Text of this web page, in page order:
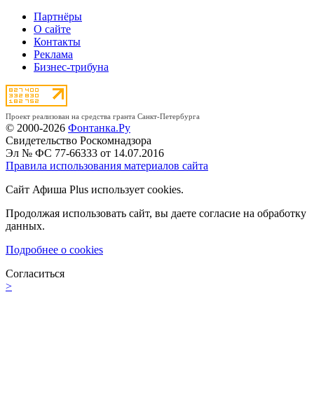
Партнёры
О сайте
Контакты
Реклама
Бизнес-трибуна
Проект реализован на средства гранта Санкт-Петербурга
© 2000-2026 Фонтанка.Ру
Свидетельство Роскомнадзора
Эл № ФС 77-66333 от 14.07.2016
Правила использования материалов сайта
Сайт Афиша Plus использует cookies.
Продолжая использовать сайт, вы даете согласие на обработку
данных.
Подробнее о cookies
Согласиться
>